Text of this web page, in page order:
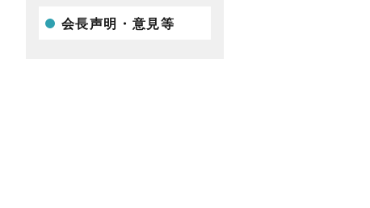
会長声明・意見等